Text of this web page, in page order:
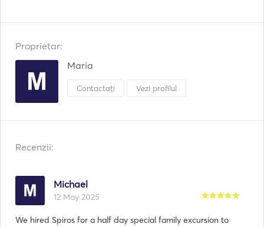
Proprietar:
Maria
Contactați Vezi profilul
Recenzii:
Michael
12 May 2025
We hired Spiros for a half day special family excursion to